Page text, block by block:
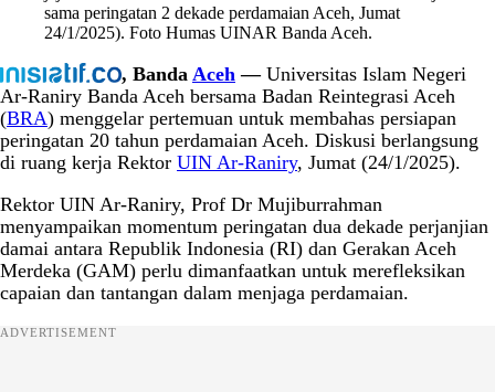
sama peringatan 2 dekade perdamaian Aceh, Jumat
24/1/2025). Foto Humas UINAR Banda Aceh.
, Banda Aceh—Universitas Islam Negeri
Ar-Raniry Banda Aceh bersama Badan Reintegrasi Aceh
(BRA) menggelar pertemuan untuk membahas persiapan
peringatan 20 tahun perdamaian Aceh. Diskusi berlangsung
di ruang kerja Rektor UIN Ar-Raniry, Jumat (24/1/2025).
Rektor UIN Ar-Raniry, Prof Dr Mujiburrahman
menyampaikan momentum peringatan dua dekade perjanjian
damai antara Republik Indonesia (RI) dan Gerakan Aceh
Merdeka (GAM) perlu dimanfaatkan untuk merefleksikan
capaian dan tantangan dalam menjaga perdamaian.
ADVERTISEMENT